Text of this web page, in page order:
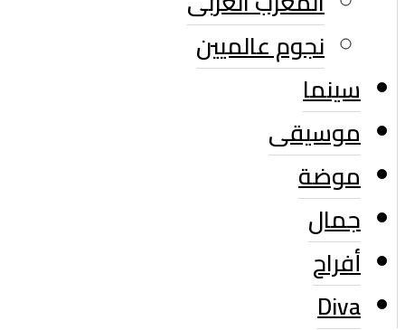
نجوم عالميين
سينما
موسيقى
موضة
جمال
أفراح
Diva